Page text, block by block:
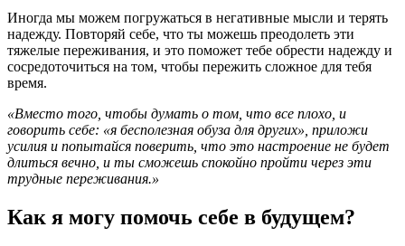
Иногда мы можем погружаться в негативные мысли и терять
надежду. Повторяй себе, что ты можешь преодолеть эти
тяжелые переживания, и это поможет тебе обрести надежду и
сосредоточиться на том, чтобы пережить сложное для тебя
время.
«Вместо того, чтобы думать о том, что все плохо, и
говорить себе: «я бесполезная обуза для других», приложи
усилия и попытайся поверить, что это настроение не будет
длиться вечно, и ты сможешь спокойно пройти через эти
трудные переживания.»
Как я могу помочь себе в будущем?